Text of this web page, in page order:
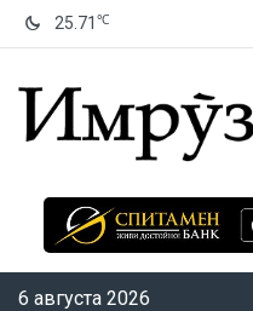
25.71 ℃
6 августа 2026